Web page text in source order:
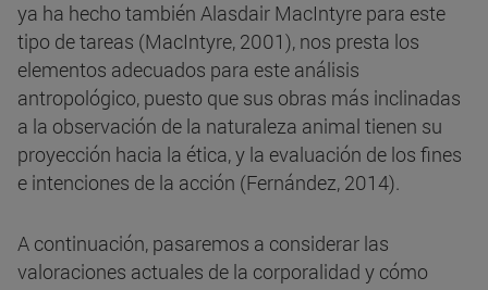
ya ha hecho también Alasdair MacIntyre para este
tipo de tareas (MacIntyre, 2001), nos presta los
elementos adecuados para este análisis
antropológico, puesto que sus obras más inclinadas
a la observación de la naturaleza animal tienen su
proyección hacia la ética, y la evaluación de los fines
e intenciones de la acción (Fernández, 2014).
A continuación, pasaremos a considerar las
valoraciones actuales de la corporalidad y cómo